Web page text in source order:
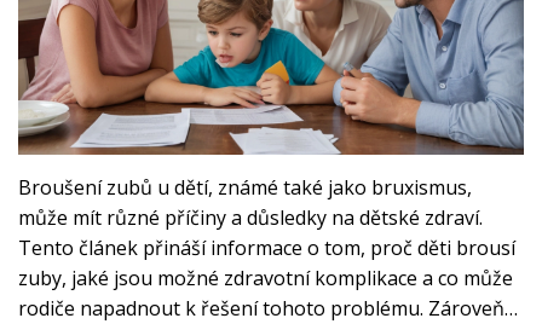
Broušení zubů u dětí, známé také jako bruxismus,
může mít různé příčiny a důsledky na dětské zdraví.
Tento článek přináší informace o tom, proč děti brousí
zuby, jaké jsou možné zdravotní komplikace a co může
rodiče napadnout k řešení tohoto problému. Zároveň